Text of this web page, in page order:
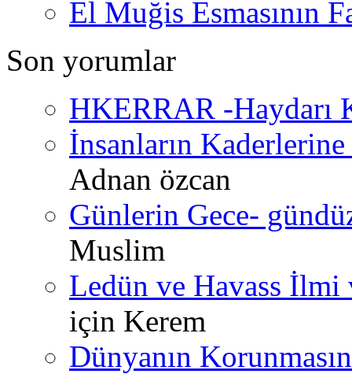
El Muğis Esmasının
Son yorumlar
HKERRAR -Haydarı
İnsanların
Adnan özcan
Günlerin Gece-
Muslim
Ledün ve Havass İlmi
için Kerem
Dünyanın